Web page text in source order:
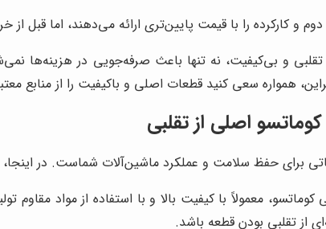
کارکرده را با قیمت پایین‌تری ارائه می‌دهند، اما قبل از
و بی‌کیفیت، نه تنها باعث صرفه‌جویی در هزینه‌ها
همواره سعی کنید قطعات اصلی و باکیفیت را از منابع
اصلی از تقلبی
برای حفظ سلامت و عملکرد ماشین‌آلات شماست. در
معمولاً با کیفیت بالا و با استفاده از مواد مقاوم
از تقلبی بودن قطعه باشد.